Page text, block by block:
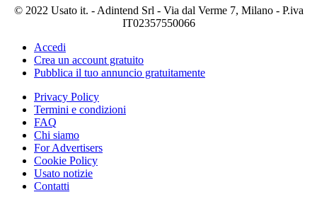
© 2022 Usato it. - Adintend Srl - Via dal Verme 7, Milano - P.iva
IT02357550066
Accedi
Crea un account gratuito
Pubblica il tuo annuncio gratuitamente
Privacy Policy
Termini e condizioni
FAQ
Chi siamo
For Advertisers
Cookie Policy
Usato notizie
Contatti